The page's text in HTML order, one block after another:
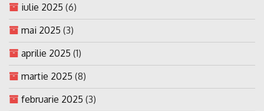
iulie 2025 (6)
mai 2025 (3)
aprilie 2025 (1)
martie 2025 (8)
februarie 2025 (3)